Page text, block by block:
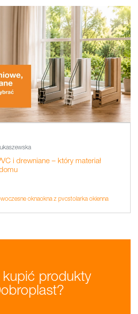
i drewniane – który materiał
oknaokna z pvcstolarka okienna
kupić produkty